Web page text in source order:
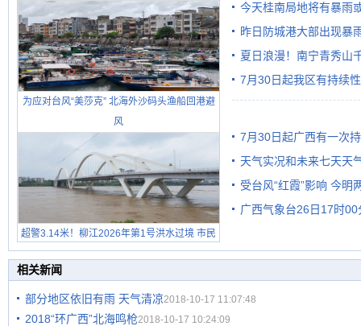
为应对台风“美莎克” 北海外沙码头渔船回港避
风
超警3.14米！柳江2026年第1号洪水过境 市民
在堤岸见证汛况
今天桂南局地将有暴雨
需继续防范
昨日防城港大部出现暴
雨
夏日浪漫！南宁青秀山
7月30日起我区有持续
7月30日起广西有一次
天气实况和未来七天天
受台风“红霞”影响 今明
有较强降雨
广西气象台26日17时
相关新闻
部分地区依旧有雨 天气清凉2018-10-17 11:07:48
2018“环广西”北海鸣枪2018-10-17 10:24:09